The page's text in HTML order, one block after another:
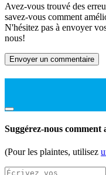
Avez-vous trouvé des
savez-vous comment
N'hésitez pas à envoyer
nous!
Envoyer un commentaire
Suggérez-nous
(Pour les plaintes, utilisez